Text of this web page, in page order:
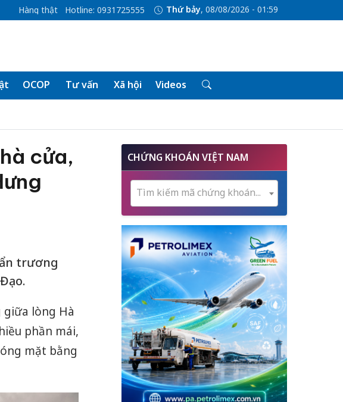
Hàng thật Hotline: 0931725555 Thứ bảy, 08/08/2026 - 01:59
OCOP Tư vấn Xã hội Videos
cửa,
trương
lòng Hà
phần mái,
mặt bằng
CHỨNG KHOÁN VIỆT NAM
Tìm kiếm mã chứng khoán...